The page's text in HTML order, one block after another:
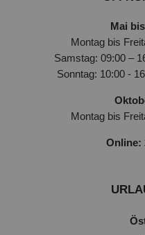
Mai
Montag bis
Samstag: 09:00 –
Sonntag: 10:00 -
Montag bis
Online: